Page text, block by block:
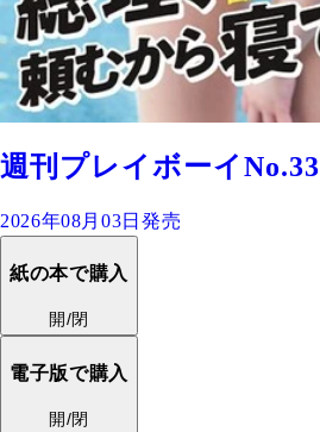
週刊プレイボーイNo.33
2026年08月03日発売
紙の本で購入
開/閉
電子版で購入
開/閉